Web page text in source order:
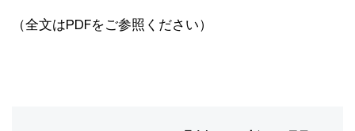
（全文はPDFをご参照ください）